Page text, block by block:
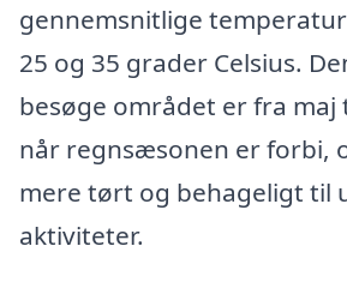
gennemsnitlige
25 og 35 grader Celsius.
besøge området er fra maj
når regnsæsonen er forbi,
mere tørt og behageligt til
aktiviteter.